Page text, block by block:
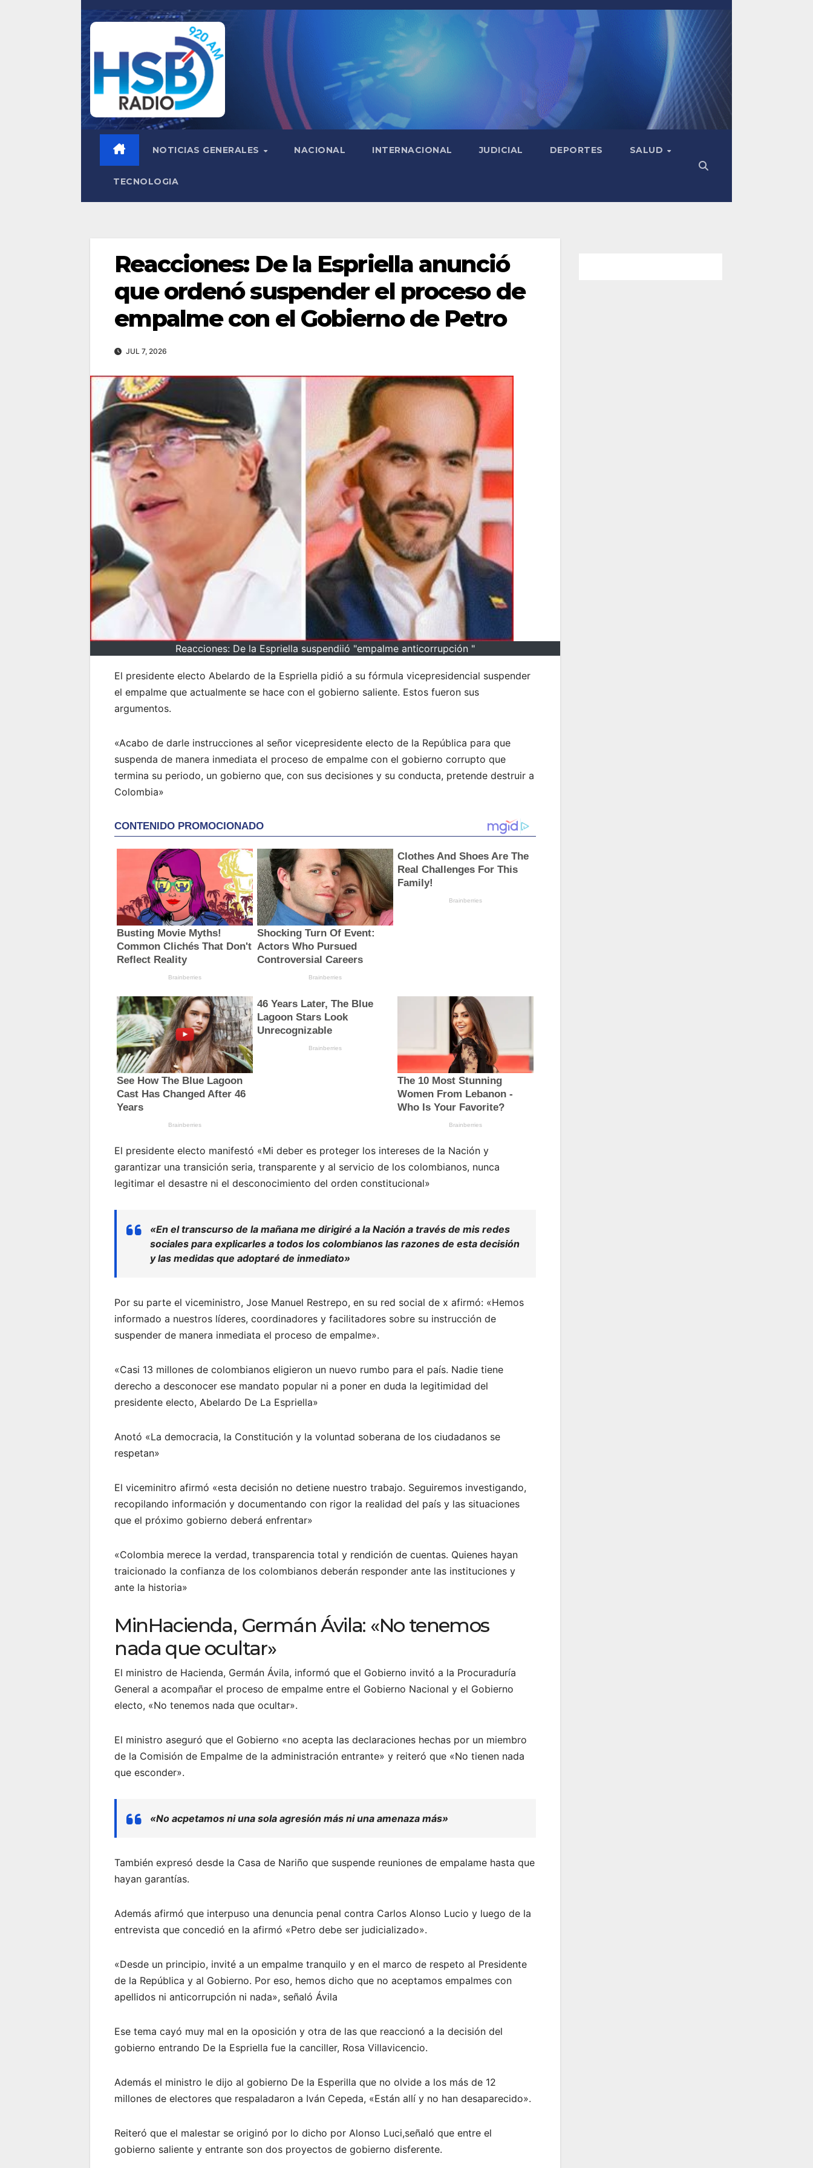
Saltar
contenido
NOTICIAS GENERALES NACIONAL INTERNACIONAL JUDICIAL DEPORTES SALUD
TECNOLOGIA
Reacciones: De la Espriella anunció
que ordenó suspender el proceso de
empalme con el Gobierno de Petro
JUL 7, 2026
Reacciones: De la Espriella suspendiió "empalme anticorrupción "
El presidente electo Abelardo de la Espriella pidió a su fórmula vicepresidencial suspender
el empalme que actualmente se hace con el gobierno saliente. Estos fueron sus
argumentos.
«Acabo de darle instrucciones al señor vicepresidente electo de la República para que
suspenda de manera inmediata el proceso de empalme con el gobierno corrupto que
termina su periodo, un gobierno que, con sus decisiones y su conducta, pretende destruir a
Colombia»
El presidente electo manifestó «Mi deber es proteger los intereses de la Nación y
garantizar una transición seria, transparente y al servicio de los colombianos, nunca
legitimar el desastre ni el desconocimiento del orden constitucional»
«En el transcurso de la mañana me dirigiré a la Nación a través de mis redes
sociales para explicarles a todos los colombianos las razones de esta decisión
y las medidas que adoptaré de inmediato»
Por su parte el viceministro, Jose Manuel Restrepo, en su red social de x afirmó: «Hemos
informado a nuestros líderes, coordinadores y facilitadores sobre su instrucción de
suspender de manera inmediata el proceso de empalme».
«Casi 13 millones de colombianos eligieron un nuevo rumbo para el país. Nadie tiene
derecho a desconocer ese mandato popular ni a poner en duda la legitimidad del
presidente electo, Abelardo De La Espriella»
Anotó «La democracia, la Constitución y la voluntad soberana de los ciudadanos se
respetan»
El viceminitro afirmó «esta decisión no detiene nuestro trabajo. Seguiremos investigando,
recopilando información y documentando con rigor la realidad del país y las situaciones
que el próximo gobierno deberá enfrentar»
«Colombia merece la verdad, transparencia total y rendición de cuentas. Quienes hayan
traicionado la confianza de los colombianos deberán responder ante las instituciones y
ante la historia»
MinHacienda, Germán Ávila: «No tenemos
nada que ocultar»
El ministro de Hacienda, Germán Ávila, informó que el Gobierno invitó a la Procuraduría
General a acompañar el proceso de empalme entre el Gobierno Nacional y el Gobierno
electo, «No tenemos nada que ocultar».
El ministro aseguró que el Gobierno «no acepta las declaraciones hechas por un miembro
de la Comisión de Empalme de la administración entrante» y reiteró que «No tienen nada
que esconder».
«No acpetamos ni una sola agresión más ni una amenaza más»
También expresó desde la Casa de Nariño que suspende reuniones de empalame hasta que
hayan garantías.
Además afirmó que interpuso una denuncia penal contra Carlos Alonso Lucio y luego de la
entrevista que concedió en la afirmó «Petro debe ser judicializado».
«Desde un principio, invité a un empalme tranquilo y en el marco de respeto al Presidente
de la República y al Gobierno. Por eso, hemos dicho que no aceptamos empalmes con
apellidos ni anticorrupción ni nada», señaló Ávila
Ese tema cayó muy mal en la oposición y otra de las que reaccionó a la decisión del
gobierno entrando De la Espriella fue la canciller, Rosa Villavicencio.
Además el ministro le dijo al gobierno De la Esperilla que no olvide a los más de 12
millones de electores que respaladaron a Iván Cepeda, «Están allí y no han desaparecido».
Reiteró que el malestar se originó por lo dicho por Alonso Luci,señaló que entre el
gobierno saliente y entrante son dos proyectos de gobierno disferente.